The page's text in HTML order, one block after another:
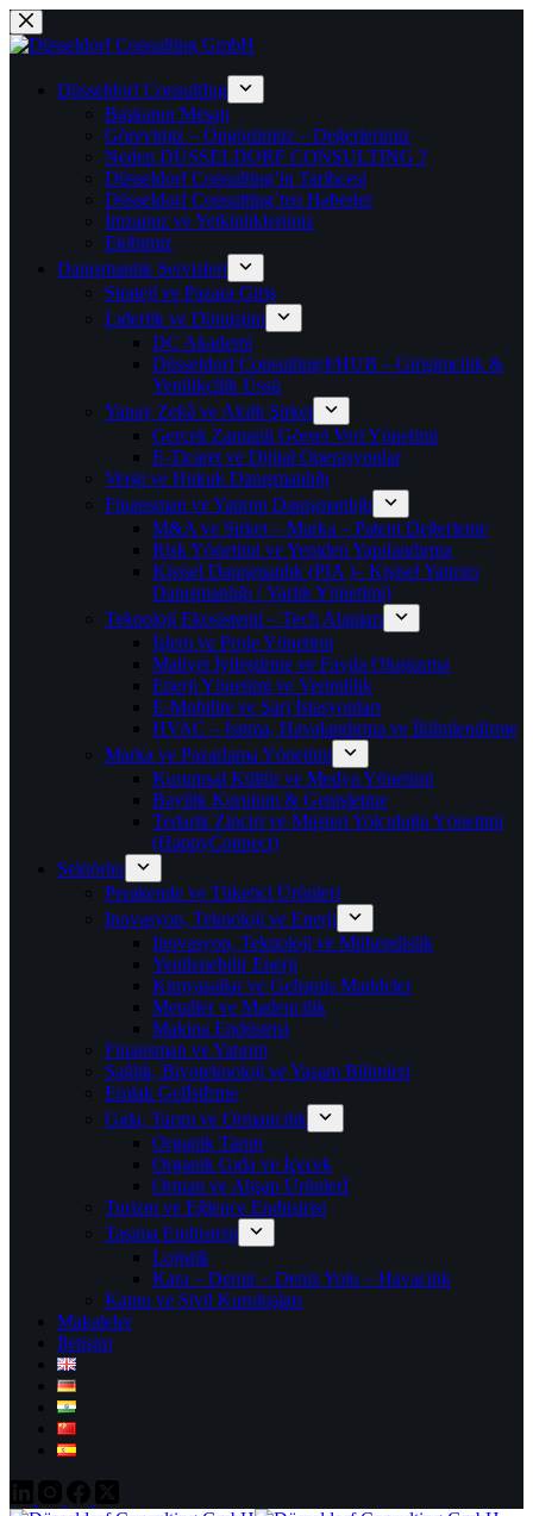
Skip
to
Düsseldorf ConsultIng
Başkanın Mesajı
Görevimiz – Öngörümüz – Değerlerimiz
Neden DÜSSELDORF CONSULTING ?
Düsseldorf Consulting’in Tarihçesi
Düsseldorf Consulting’ten Haberler
İmzamız ve Yetkinliklerimiz
Ekibimiz
Danışmanlık Servisleri
Strateji ve Pazara Giriş
Liderlik ve Dönüşüm
DC Akademi
Düsseldorf Consulting®HUB – Girişimcilik &
Yenilikçilik Üssü
Yapay Zekâ ve Akıllı Şirket
Gerçek Zamanlı Görsel Veri Yönetimi
E-Ticaret ve Dijital Operasyonlar
Vergi ve Hukuk Danışmanlığı
Finansman ve Yatırım Danışmanlığı
M&A ve Şirket – Marka – Patent Değerleme
Risk Yönetimi ve Yeniden Yapılandırma
Kişisel Danışmanlık (PIA )– Kişisel Yatırım
Danışmanlığı / Varlık Yönetimi)
Teknoloji Ekosistemi – Tech Alanları
İşlem ve Proje Yönetimi
Maliyet İyileştirme ve Fayda Oluşturma
Enerji Yönetimi ve Verimlilik
E-Mobilite ve Şarj İstasyonları
HVAC – Isıtma, Havalandırma ve İklimlendirme
Marka ve Pazarlama Yönetimi
Kurumsal Kültür ve Medya Yönetimi
Bayilik Kurulum & Genişletme
Tedarik Zinciri ve Müşteri Yolculuğu Yönetimi
(HappyConnect)
Sektörler
Perakende ve Tüketici Ürünleri
Inovasyon, Teknoloji ve Enerji
Inovasyon, Teknoloji ve Mühendislik
Yenilenebilir Enerji
Kimyasallar ve Gelişmiş Maddeler
Metaller ve Madencilik
Makina Endüstrisi
Finansman ve Yatırım
Sağlık, Biyoteknoloji ve Yaşam Bilimleri
Emlak Gelİştİrme
Gıda, Tarım ve Ormancılık
Organik Tarım
Organik Gıda ve İçecek
Orman ve Ahşap Ürünlerİ
Turizm ve Eğlence Endüstrisi
Taşıma Endüstrisi
Lojistik
Kara – Demir – Deniz Yolu – Havacılık
Kamu ve Sivil Kuruluşları
Makaleler
İletişim